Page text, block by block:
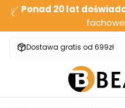
✅ Ponad 20 lat
Dostawa gratis od 699zł